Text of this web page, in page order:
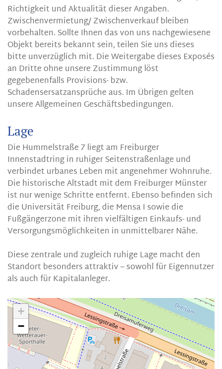
Richtigkeit und Aktualität dieser Angaben.
Zwischenvermietung/ Zwischenverkauf bleiben
vorbehalten. Sollte Ihnen das von uns nachgewiesene
Objekt bereits bekannt sein, teilen Sie uns dieses
bitte unverzüglich mit. Die Weitergabe dieses Exposés
an Dritte ohne unsere Zustimmung löst
gegebenenfalls Provisions- bzw.
Schadensersatzansprüche aus. Im Übrigen gelten
unsere Allgemeinen Geschäftsbedingungen.
Lage
Die Hummelstraße 7 liegt am Freiburger
Innenstadtring in ruhiger Seitenstraßenlage und
verbindet urbanes Leben mit angenehmer Wohnruhe.
Die historische Altstadt mit dem Freiburger Münster
ist nur wenige Schritte entfernt. Ebenso befinden sich
die Universität Freiburg, die Mensa I sowie die
Fußgängerzone mit ihren vielfältigen Einkaufs- und
Versorgungsmöglichkeiten in unmittelbarer Nähe.
Diese zentrale und zugleich ruhige Lage macht den
Standort besonders attraktiv – sowohl für Eigennutzer
als auch für Kapitalanleger.
+
−